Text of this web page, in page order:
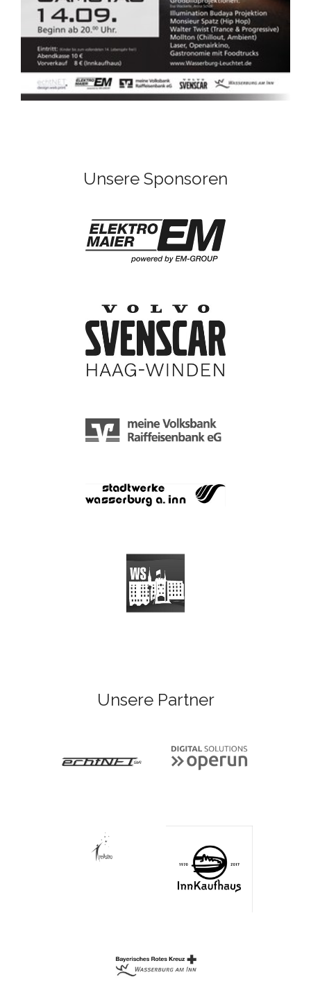
Unsere Sponsoren
Unsere Partner